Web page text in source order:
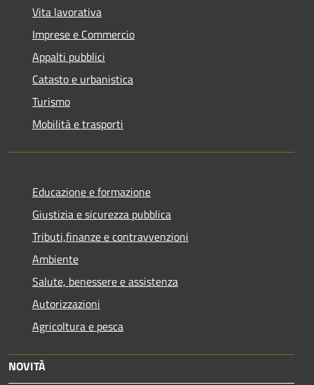
Vita lavorativa
Imprese e Commercio
Appalti pubblici
Catasto e urbanistica
Turismo
Mobilità e trasporti
Educazione e formazione
Giustizia e sicurezza pubblica
Tributi,finanze e contravvenzioni
Ambiente
Salute, benessere e assistenza
Autorizzazioni
Agricoltura e pesca
NOVITÀ